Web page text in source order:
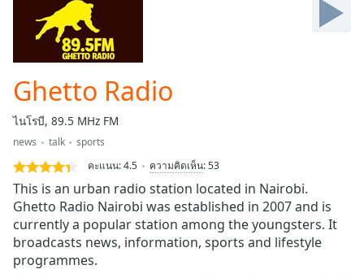
Backward
Forward
Mute
Current
Time 0:00
Duration
Loaded
0.00%
Stream
TypeLIVE
Seek to
currently
behind
live
LIVE
Ghetto Radio
ไนโรบี, 89.5 MHz FM
news talk
sports
คะแนน:4.5 ความคิดเห็น:53
This is an urban radio station located in Nairobi.
Ghetto Radio Nairobi was established in 2007 and is
currently a popular station among the youngsters. It
broadcasts news, information, sports and lifestyle
programmes.